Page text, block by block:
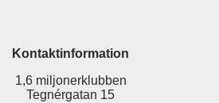
Kontaktinformation
1,6 miljonerklubben
Tegnérgatan 15